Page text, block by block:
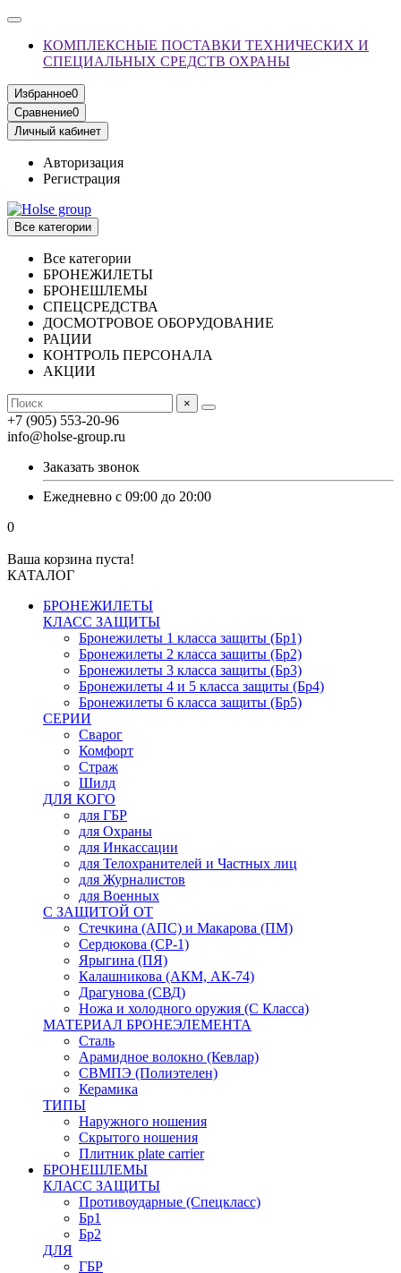
КОМПЛЕКСНЫЕ ПОСТАВКИ ТЕХНИЧЕСКИХ И
СПЕЦИАЛЬНЫХ СРЕДСТВ ОХРАНЫ
Избранное0
Сравнение0
Личный кабинет
Авторизация
Регистрация
Все категории
Все категории
БРОНЕЖИЛЕТЫ
БРОНЕШЛЕМЫ
СПЕЦСРЕДСТВА
ДОСМОТРОВОЕ ОБОРУДОВАНИЕ
РАЦИИ
КОНТРОЛЬ ПЕРСОНАЛА
АКЦИИ
×
+7 (905) 553-20-96
info@holse-group.ru
Заказать звонок
Ежедневно с 09:00 до 20:00
0
Ваша корзина пуста!
КАТАЛОГ
БРОНЕЖИЛЕТЫ
КЛАСС ЗАЩИТЫ
Бронежилеты 1 класса защиты (Бр1)
Бронежилеты 2 класса защиты (Бр2)
Бронежилеты 3 класса защиты (Бр3)
Бронежилеты 4 и 5 класса защиты (Бр4)
Бронежилеты 6 класса защиты (Бр5)
СЕРИИ
Сварог
Комфорт
Страж
Шилд
ДЛЯ КОГО
для ГБР
для Охраны
для Инкассации
для Телохранителей и Частных лиц
для Журналистов
для Военных
С ЗАЩИТОЙ ОТ
Стечкина (АПС) и Макарова (ПМ)
Сердюкова (СР-1)
Ярыгина (ПЯ)
Калашникова (АКМ, АК-74)
Драгунова (СВД)
Ножа и холодного оружия (С Класса)
МАТЕРИАЛ БРОНЕЭЛЕМЕНТА
Сталь
Арамидное волокно (Кевлар)
СВМПЭ (Полиэтелен)
Керамика
ТИПЫ
Наружного ношения
Скрытого ношения
Плитник plate carrier
БРОНЕШЛЕМЫ
КЛАСС ЗАЩИТЫ
Противоударные (Спецкласс)
Бр1
Бр2
ДЛЯ
ГБР